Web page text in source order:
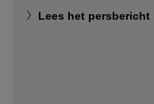
Lees het persbericht